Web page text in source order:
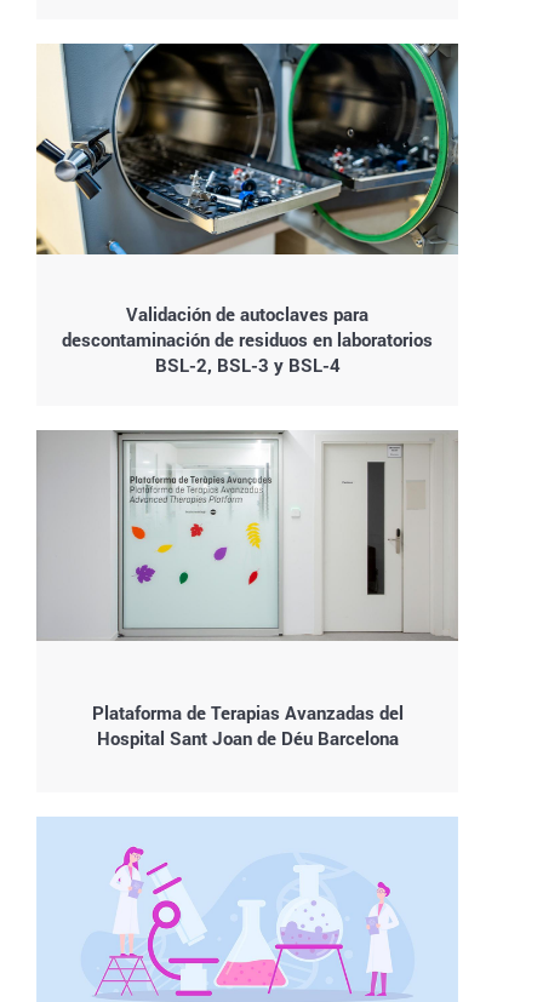
Validación de autoclaves para
descontaminación de residuos en laboratorios
BSL-2, BSL-3 y BSL-4
Plataforma de Terapias Avanzadas del
Hospital Sant Joan de Déu Barcelona